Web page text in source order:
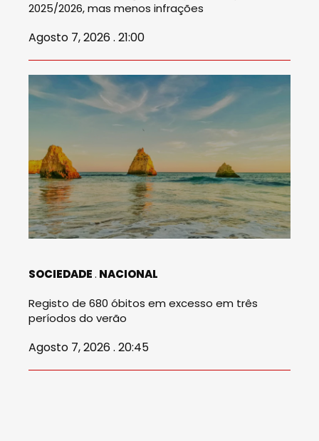
2025/2026, mas menos infrações
Agosto 7, 2026 . 21:00
SOCIEDADE NACIONAL
Registo de 680 óbitos em excesso em três
períodos do verão
Agosto 7, 2026 . 20:45